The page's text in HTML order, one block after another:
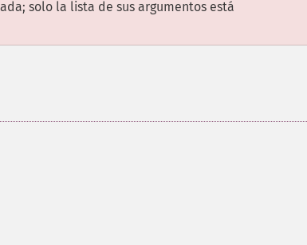
solo la lista de sus argumentos está